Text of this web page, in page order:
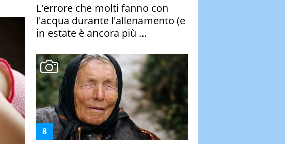
L'errore che molti fanno con
l'acqua durante l'allenamento (e
in estate è ancora più ...